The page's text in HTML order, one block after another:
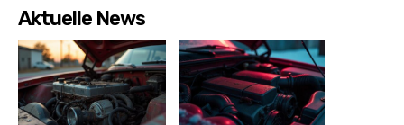
Aktuelle News